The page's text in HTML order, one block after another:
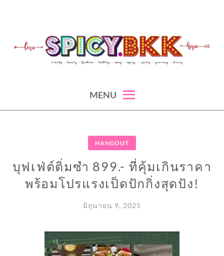
content
MENU
HANGOUT
บุฟเฟ่ต์ติ่มซำ 899.- ที่คุ้มเกินราคา
พร้อมโปรแรงเป็ดปักกิ่งสุดปัง!
มิถุนายน 9, 2025